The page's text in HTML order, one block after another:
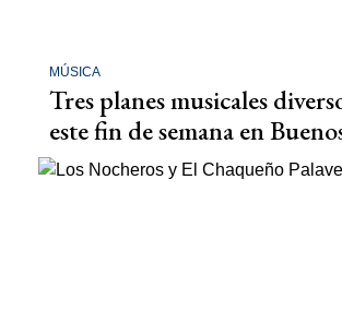
MÚSICA
Tres planes musicales
este fin de semana en